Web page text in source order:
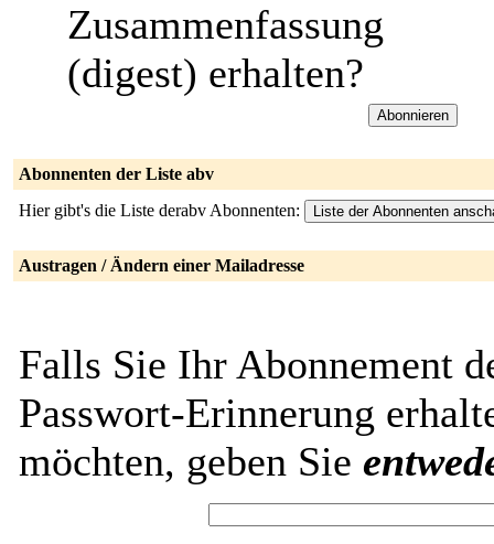
Zusammenfassung
(digest) erhalten?
Abonnenten der Liste abv
Hier gibt's die Liste derabv Abonnenten:
Austragen / Ändern einer Mailadresse
Falls Sie Ihr Abonnement
Passwort-Erinnerung
möchten, geben Sie